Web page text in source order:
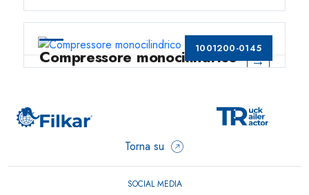
1001200-0145
Compressore monocilindrico
159 CC
→
Torna su
SOCIAL MEDIA